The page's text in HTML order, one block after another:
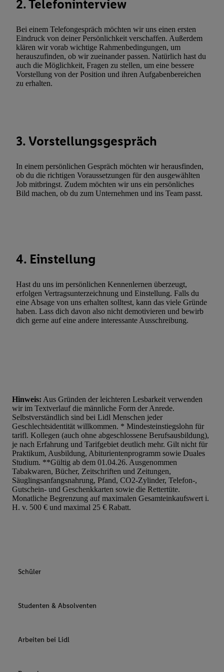
2. Telefoninterview
Bei einem Telefongespräch möchten wir uns einen ersten
Eindruck von deiner Persönlichkeit verschaffen. Außerdem
klären wir vorab wichtige Rahmenbedingungen, um
herauszufinden, ob wir zueinander passen. Natürlich hast du
auch die Möglichkeit, Fragen zu stellen, um eine bessere
Vorstellung von der Position und ihren Aufgabenbereichen
zu erhalten.
3. Vorstellungsgespräch
In einem persönlichen Gespräch möchten wir herausfinden,
ob du die richtigen Voraussetzungen für den ausgewählten
Job mitbringst. Zudem möchten wir uns ein persönliches
Bild machen, ob du zum Unternehmen und ins Team passt.
4. Einstellung
Hast du uns im persönlichen Kennenlernen überzeugt,
erfolgen Vertragsunterzeichnung und Einstellung. Falls du
eine Absage von uns erhalten solltest, kann das viele Gründe
haben. Lass dich davon also nicht demotivieren und bewirb
dich gerne auf eine andere interessante Ausschreibung.
Hinweis: Aus Gründen der leichteren Lesbarkeit verwenden
wir im Textverlauf die männliche Form der Anrede.
Selbstverständlich sind bei Lidl Menschen jeder
Geschlechtsidentität willkommen. * Mindesteinstiegslohn für
tarifl. Kollegen (auch ohne abgeschlossene Berufsausbildung),
je nach Erfahrung und Tarifgebiet deutlich mehr. Gilt nicht für
Praktikum, Ausbildung, Abiturientenprogramm sowie Duales
Studium. **Gültig ab dem 01.04.26. Ausgenommen
Tabakwaren, Bücher, Zeitschriften und Zeitungen,
Säuglingsanfangsnahrung, Pfand, CO2-Zylinder, Telefon-,
Gutschein- und Geschenkkarten sowie die Rettertüte.
Monatliche Begrenzung auf maximalen Gesamteinkaufswert i.
H. v. 500 € und maximal 25 € Rabatt.
Schüler
Studenten & Absolventen
Arbeiten bei Lidl
(„consenthub“) oder über „Anpassen“/„Nutzung der
Utiq-Technologie für digitales Marketing“ am unteren Ende
(nur für die Lidl-Dienste) widerrufen. Weitere Informationen
denDatenschutzbestimmungen von Utiq.
Durch einen Klick auf „Ablehnen“ können Sie nur den Einsatz
Techniken zulassen. Durch einen Klick auf „Zustimmen“
Sie hier.Unter „Anpassen“ können Sie einzelne
Funktionen im Rahmen des Einsatzes des IAB TCF für Werbung
Erfolgsmessung:
Gewährleistung der Sicherheit, Verhinderung und Aufdeckung
Werbekampagnen durch TTD und Nutzung der
Utiq-Technologie für digitales Marketing, sowie:
Verwendung genauer Standortdaten. Erstellung von Profilen
Werbung. Speichern von oder Zugriff auf Informationen auf
Entwicklung und Verbesserung der Angebote. Analyse von
Statistiken oder Kombinationen von Daten aus verschiedenen